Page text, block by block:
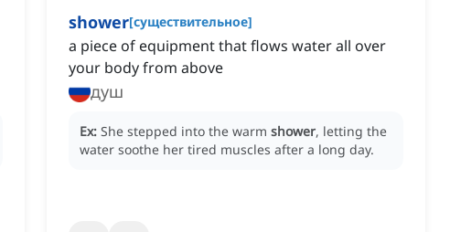
shower[существительное]
a piece of equipment that flows water all over
your body from above
душ
Ex: She stepped into the warm shower, letting the
water soothe her tired muscles after a long day.